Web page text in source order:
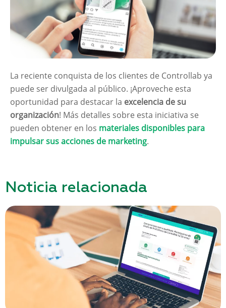
La reciente conquista de los clientes de Controllab ya
puede ser divulgada al público. ¡Aproveche esta
oportunidad para destacar la excelencia de su
organización! Más detalles sobre esta iniciativa se
pueden obtener en los materiales disponibles para
impulsar sus acciones de marketing.
Noticia relacionada